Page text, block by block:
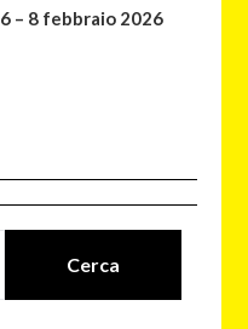
6 – 8 febbraio 2026